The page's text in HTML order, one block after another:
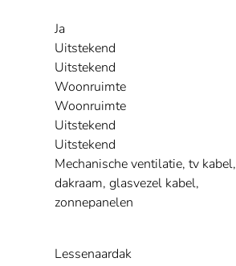
Ja
Uitstekend
Uitstekend
Woonruimte
Woonruimte
Uitstekend
Uitstekend
Mechanische ventilatie, tv kabel,
dakraam, glasvezel kabel,
zonnepanelen
Lessenaardak